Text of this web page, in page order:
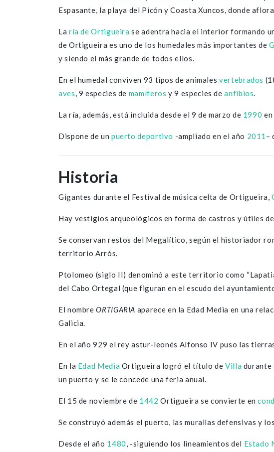
Espasante, la playa del Picón y Coasta Xuncos, donde
La ría de Ortigueira se adentra hacia el interior formando
de Ortigueira es uno de los humedales más importantes de
y siendo el más grande de todos ellos.
En el humedal conviven 93 tipos de animalesvertebrados
aves, 9 especies de mamíferos y 9 especies deanfibios.
La ría, además, está incluida desde el 9 de marzo de 1990
Dispone de un puerto deportivo -ampliado en el año 2011 –
Historia
Gigantes durante el Festival de música celta de Ortigueira,
Hay vestigios arqueológicos en forma de castros y útiles
Se conservan restos del Megalítico, según el historiador
territorio Arrós.
Ptolomeo (siglo II) denominó a este territorio como
del Cabo Ortegal (que figuran en el escudo del
El nombreORTIGARIA aparece en la Edad Media en una
Galicia.
En el año 929 el rey astur-leonés Alfonso IV puso las
En la Edad Media Ortigueira logró el título de Villa durante
un puerto y se le concede una feria anual.
El 15 de noviembre de 1442 Ortigueira se convierte en
Se construyó además el puerto, las murallas defensivas y
Desde el año 1480, -siguiendo los lineamientos del Estado